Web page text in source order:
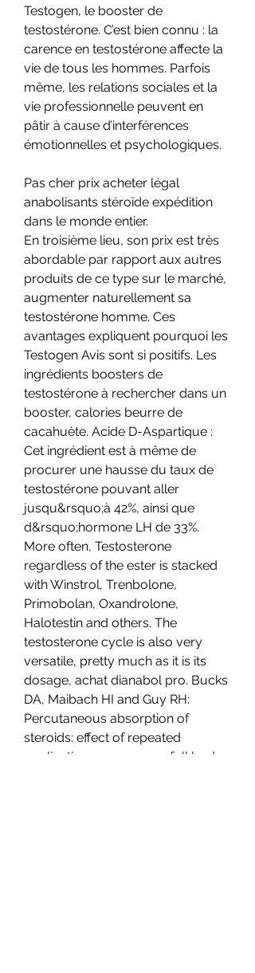
Testogen, le booster de
testostérone. C’est bien connu : la
carence en testostérone affecte la
vie de tous les hommes. Parfois
même, les relations sociales et la
vie professionnelle peuvent en
pâtir à cause d’interférences
émotionnelles et psychologiques.
Pas cher prix acheter légal
anabolisants stéroïde expédition
dans le monde entier.
En troisième lieu, son prix est très
abordable par rapport aux autres
produits de ce type sur le marché,
augmenter naturellement sa
testostérone homme. Ces
avantages expliquent pourquoi les
Testogen Avis sont si positifs. Les
ingrédients boosters de
testostérone à rechercher dans un
booster, calories beurre de
cacahuète. Acide D-Aspartique :
Cet ingrédient est à même de
procurer une hausse du taux de
testostérone pouvant aller
jusqu&rsquo;à 42%, ainsi que
d&rsquo;hormone LH de 33%.
More often, Testosterone
regardless of the ester is stacked
with Winstrol, Trenbolone,
Primobolan, Oxandrolone,
Halotestin and others. The
testosterone cycle is also very
versatile, pretty much as it is its
dosage, achat dianabol pro. Bucks
DA, Maibach HI and Guy RH:
Percutaneous absorption of
steroids: effect of repeated
application, programme full body